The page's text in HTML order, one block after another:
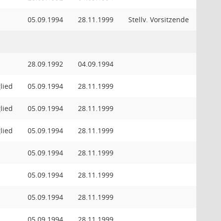
05.09.1994 28.11.1999 Stellv. Vorsitzende
28.09.1992 04.09.1994
05.09.1994 28.11.1999
05.09.1994 28.11.1999
05.09.1994 28.11.1999
05.09.1994 28.11.1999
05.09.1994 28.11.1999
05.09.1994 28.11.1999